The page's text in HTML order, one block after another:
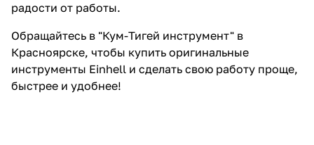
радости от работы.
Обращайтесь в "Кум-Тигей инструмент" в
Красноярске, чтобы купить оригинальные
инструменты Einhell и сделать свою работу проще,
быстрее и удобнее!